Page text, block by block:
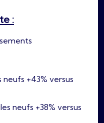
:
+43% versus
neufs +38% versus